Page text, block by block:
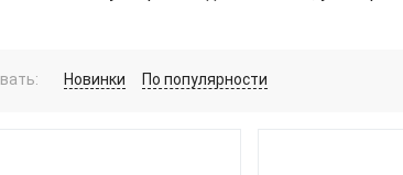
Новинки По популярности